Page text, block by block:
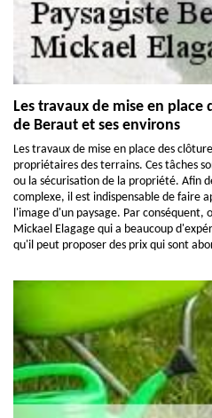
Les travaux de mise en place
de Beraut et ses environs
Les travaux de mise en place des
propriétaires des terrains. Ces tâches
ou la sécurisation de la propriété. Afin
complexe, il est indispensable de faire
l'image d'un paysage. Par
Mickael Elagage qui a beaucoup
qu'il peut proposer des prix qui sont